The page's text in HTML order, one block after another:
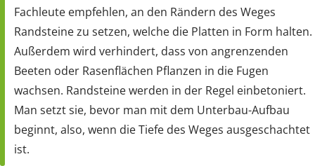
Fachleute empfehlen, an den Rändern des Weges
Randsteine zu setzen, welche die Platten in Form halten.
Außerdem wird verhindert, dass von angrenzenden
Beeten oder Rasenflächen Pflanzen in die Fugen
wachsen. Randsteine werden in der Regel einbetoniert.
Man setzt sie, bevor man mit dem Unterbau-Aufbau
beginnt, also, wenn die Tiefe des Weges ausgeschachtet
ist.